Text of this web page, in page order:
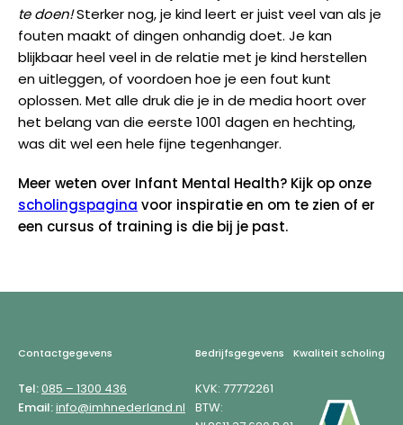
te doen!Sterker nog, je kind leert er juist veel van als je
fouten maakt of dingen onhandig doet. Je kan
blijkbaar heel veel in de relatie met je kind herstellen
en uitleggen, of voordoen hoe je een fout kunt
oplossen. Met alle druk die je in de media hoort over
het belang van die eerste 1001 dagen en hechting,
was dit wel een hele fijne tegenhanger.
Meer weten over Infant Mental Health? Kijk op onze
scholingspagina voor inspiratie en om te zien of er
een cursus of training is die bij je past.
Footer
Contactgegevens
Tel:085 – 1300 436
Email:info@imhnederland.nl
Bedrijfsgegevens
KVK: 77772261
BTW:
Kwaliteit scholing